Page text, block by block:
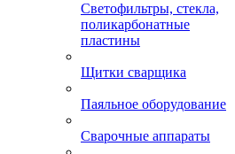
Светофильтры, стекла,
поликарбонатные
пластины
Щитки сварщика
Паяльное оборудование
Сварочные аппараты